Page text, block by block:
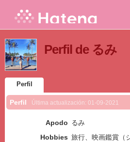
Perfil de るみ
Perfil
Perfil Última actualización: 01-09-2021
Apodo るみ
Hobbies 旅行、映画鑑賞（